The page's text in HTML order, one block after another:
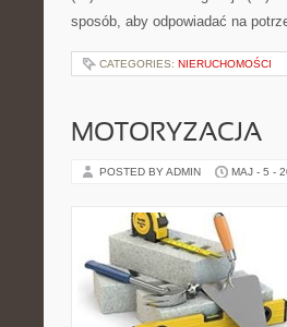
sposób, aby odpowiadać na
CATEGORIES: NIERUCHOMOŚCI
MOTORYZACJA
POSTED BY ADMIN MAJ - 5 -